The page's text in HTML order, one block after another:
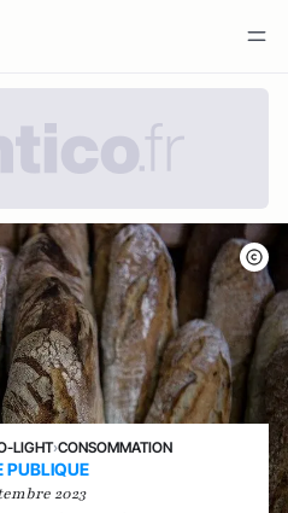
LIGHT›CONSOMMATION
PUBLIQUE
2023